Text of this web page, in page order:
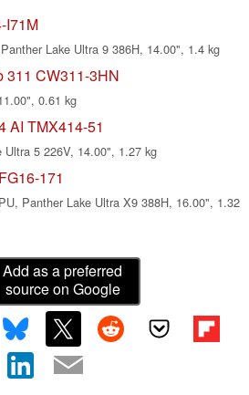
I71M
Lake Ultra 9 386H, 14.00", 1.4 kg
311 CW311-3HN
0.61 kg
AI TMX414-51
Ultra 5 226V, 14.00", 1.27 kg
171
Panther Lake Ultra X9 388H, 16.00", 1.32
Add as a preferred
source on Google